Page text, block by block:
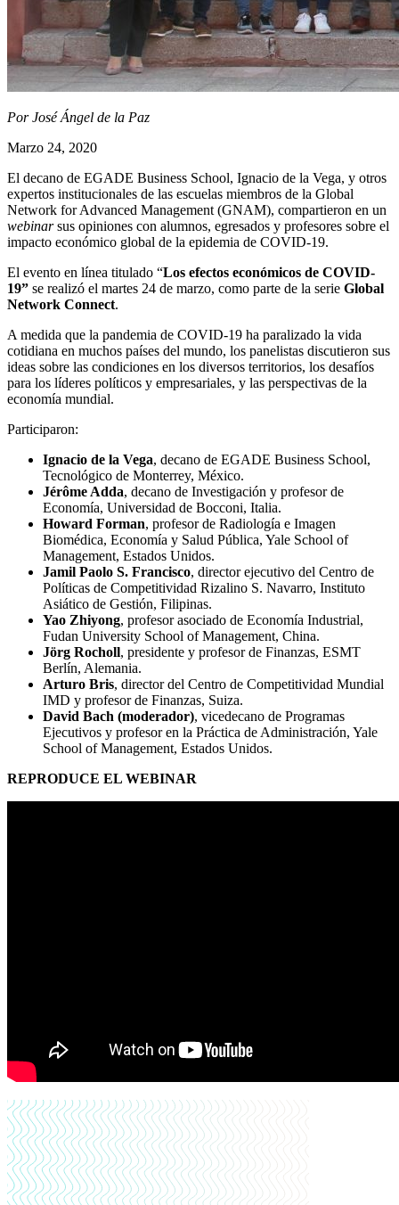
Por José Ángel de la Paz
Marzo 24, 2020
El decano de EGADE Business School, Ignacio de la Vega, y otros
expertos institucionales de las escuelas miembros de la Global
Network for Advanced Management (GNAM), compartieron en un
webinarsus opiniones con alumnos, egresados y profesores sobre el
impacto económico global de la epidemia de COVID-19.
El evento en línea titulado “Los efectos económicos de COVID-
19” se realizó el martes 24 de marzo, como parte de la serie Global
Network Connect.
A medida que la pandemia de COVID-19 ha paralizado la vida
cotidiana en muchos países del mundo, los panelistas discutieron sus
ideas sobre las condiciones en los diversos territorios, los desafíos
para los líderes políticos y empresariales, y las perspectivas de la
economía mundial.
Participaron:
Ignacio de la Vega, decano de EGADE Business School,
Tecnológico de Monterrey, México.
Jérôme Adda, decano de Investigación y profesor de
Economía, Universidad de Bocconi, Italia.
Howard Forman, profesor de Radiología e Imagen
Biomédica, Economía y Salud Pública, Yale School of
Management, Estados Unidos.
Jamil Paolo S. Francisco, director ejecutivo del Centro de
Políticas de Competitividad Rizalino S. Navarro, Instituto
Asiático de Gestión, Filipinas.
Yao Zhiyong, profesor asociado de Economía Industrial,
Fudan University School of Management, China.
Jörg Rocholl, presidente y profesor de Finanzas, ESMT
Berlín, Alemania.
Arturo Bris, director del Centro de Competitividad Mundial
IMD y profesor de Finanzas, Suiza.
David Bach (moderador), vicedecano de Programas
Ejecutivos y profesor en la Práctica de Administración, Yale
School of Management, Estados Unidos.
REPRODUCE EL WEBINAR